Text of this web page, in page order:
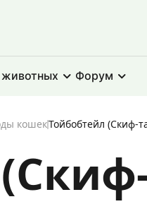
животных Форум
кошекТойбобтейл (Скиф-